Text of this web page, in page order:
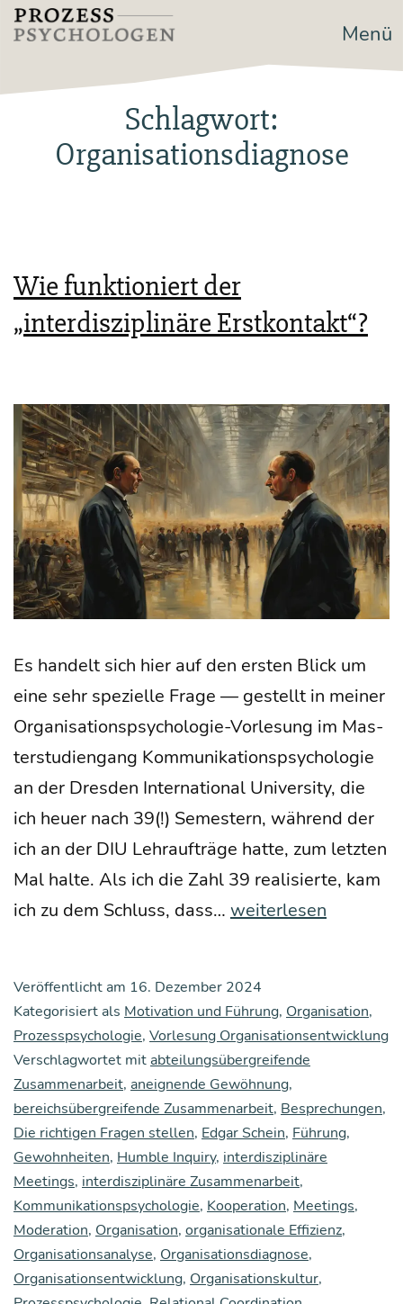
Zum
Inhalt
Prozesspsychologen Menü
Schlagwort:
Organisationsdiagnose
Wie funktioniert der
„interdisziplinäre Erstkontakt“?
Es han­delt sich hier auf den ers­ten Blick um
eine sehr spe­zi­el­le Fra­ge — gestellt in mei­ner
Orga­­ni­­sa­­ti­ons­­psy­cho­­lo­­gie-Vor­­­le­­sung im Mas­
ter­stu­di­en­gang Kom­mu­ni­ka­ti­ons­psy­cho­lo­gie
an der Dres­den Inter­na­tio­nal Uni­ver­si­ty, die
ich heu­er nach 39(!) Semes­tern, wäh­rend der
ich an der DIU Lehr­auf­trä­ge hat­te, zum letz­ten
Mal hal­te. Als ich die Zahl 39 rea­li­sier­te, kam
ich zu dem Schluss, dass… Wie
niert
der
„inter­
dis­
zi­
pli­
nä­
re
Erst­
kon­
weiterlesen
Veröffentlicht am 16. Dezember 2024
Kategorisiert als Motivation und Führung, Organisation,
Prozesspsychologie, Vorlesung Organisationsentwicklung
Verschlagwortet mit abteilungsübergreifende
Zusammenarbeit, aneignende Gewöhnung,
bereichsübergreifende Zusammenarbeit, Besprechungen,
Die richtigen Fragen stellen, Edgar Schein, Führung,
Gewohnheiten, Humble Inquiry, interdisziplinäre
Meetings, interdisziplinäre Zusammenarbeit,
Kommunikationspsychologie, Kooperation, Meetings,
Moderation, Organisation, organisationale Effizienz,
Organisationsanalyse, Organisationsdiagnose,
Organisationsentwicklung, Organisationskultur,